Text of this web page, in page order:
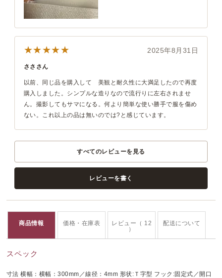
★★★★★ 2025年8月31日
さささん
以前、同じ品を購入して 美観と耐久性に大満足したので再度
購入しました。シンプルな造りなので流行りに左右されませ
ん。撮影してもサマになる。何より簡単な使い勝手で服を傷め
ない。これ以上の品は無いのでは?と感じています。
すべてのレビューを見る
レビューを書く
商品情報 価格・在庫表
レビュー（ 12
）
配送について
スペック
寸法 横幅：横幅：300mm／線径：4mm 形状:Ｔ字型 フック:固定式／開口